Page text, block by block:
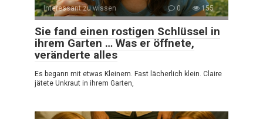
Interessant zu wissen 0 155
Sie fand einen rostigen Schlüssel in
ihrem Garten … Was er öffnete,
veränderte alles
Es begann mit etwas Kleinem. Fast lächerlich klein. Claire
jätete Unkraut in ihrem Garten,